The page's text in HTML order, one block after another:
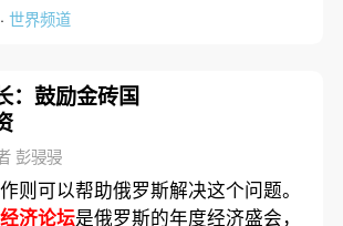
世界频道
：鼓励金砖国
彭骎骎
则可以帮助俄罗斯解决这个问题。
济论坛是俄罗斯的年度经济盛会，